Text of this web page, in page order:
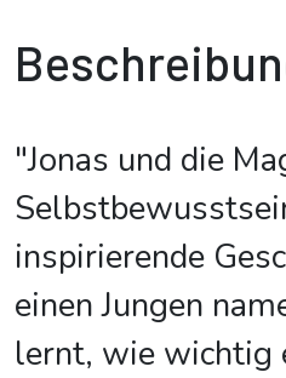
"Jonas und die
inspirierende
einen Jungen
lernt, wie wichtig